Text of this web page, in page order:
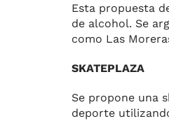
Esta propuesta
de alcohol. Se
como Las
SKATEPLAZA
Se propone una
deporte